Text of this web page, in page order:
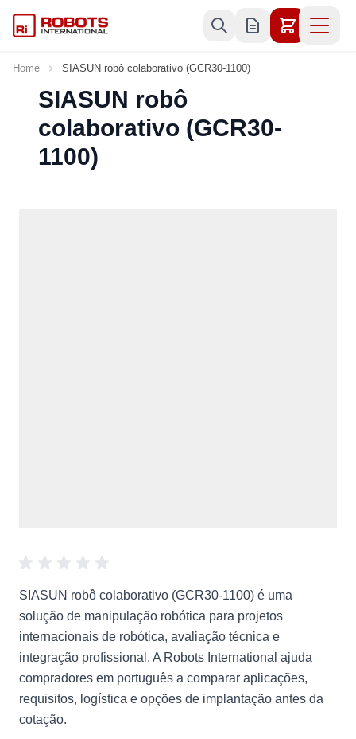
Home SIASUN robô colaborativo (GCR30-1100)
SIASUN robô
colaborativo (GCR30-
1100)
SIASUN robô colaborativo (GCR30-1100) é uma
solução de manipulação robótica para projetos
internacionais de robótica, avaliação técnica e
integração profissional. A Robots International ajuda
compradores em português a comparar aplicações,
requisitos, logística e opções de implantação antes da
cotação.